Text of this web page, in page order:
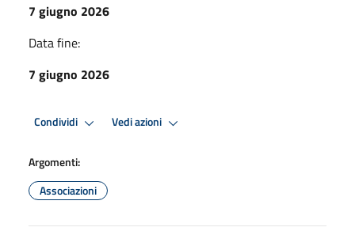
7 giugno 2026
Data fine:
7 giugno 2026
Condividi Vedi azioni
Argomenti:
Associazioni